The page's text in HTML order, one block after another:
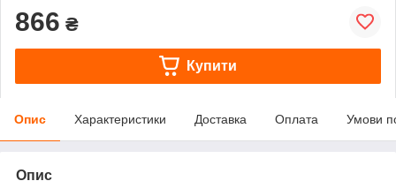
866 ₴
Купити
Опис Характеристики Доставка Оплата Умови
Опис